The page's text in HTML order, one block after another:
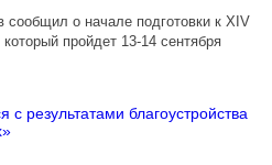
о начале подготовки к XIV
пройдет 13-14 сентября